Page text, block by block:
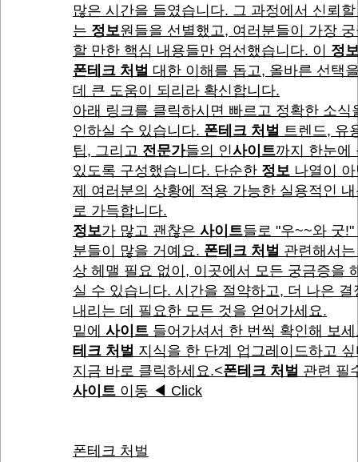
많은 시간을 들였습니다. 그 과정에서 신뢰
는 정보원들을 선별했고, 여러분들이 가장
할 만한 핵심 내용들만 엄선했습니다. 이 정
폰테크 처벌 대한 이해를 돕고, 올바른 선택
데 큰 도움이 되리라 확신합니다.
아래 링크를 클릭하시면 빠르고 정확한 소식
인하실 수 있습니다. 폰테크 처벌 트렌드, 유
팁, 그리고 전문가들의 인사이트까지 한눈에
있도록 구성했습니다. 단순한 정보 나열이
제 여러분의 상황에 적용 가능한 실용적인
로 가득합니다.
정보가 많고 괜찮은 사이트들로 "우~~와 굿!"
분들이 많을 거예요. 폰테크 처벌 관련해서
상 헤맬 필요 없이, 이곳에서 모든 궁금증을
실 수 있습니다. 시간을 절약하고, 더 나은 결
내리는 데 필요한 모든 것을 얻어가세요.
밑에 사이트 들어가셔서 한 번씩 확인해 보
테크 처벌 지식을 한 단계 업그레이드하고
지금 바로 클릭하세요.<폰테크 처벌 관련 필
사이트 이동 ◀ Click
폰테크 처벌